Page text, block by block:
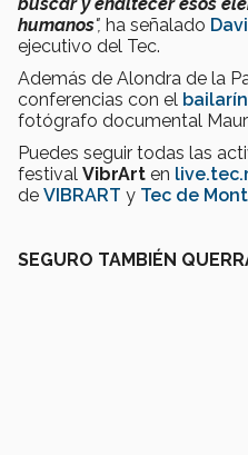
humanos", ha señalado
ejecutivo del Tec.
Además de Alondra de la
conferencias con el
fotógrafo documental
Puedes seguir todas las
festival VibrArt en
de VIBRART y Tec de
SEGURO TAMBIÉN